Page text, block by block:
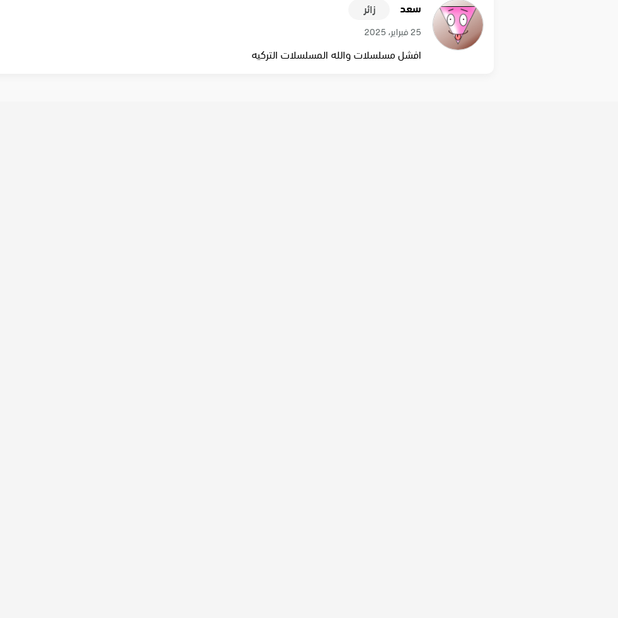
سعد زائر
25 فبراير، 2025
افشل مسلسلات والله المسلسلات التركيه